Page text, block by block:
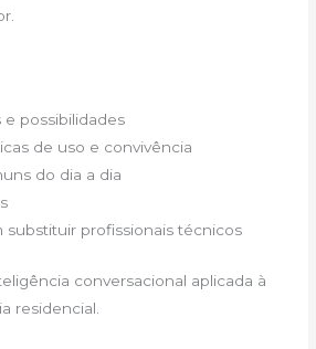
e possibilidades
de uso e convivência
do dia a dia
substituir profissionais técnicos
conversacional aplicada à
residencial.